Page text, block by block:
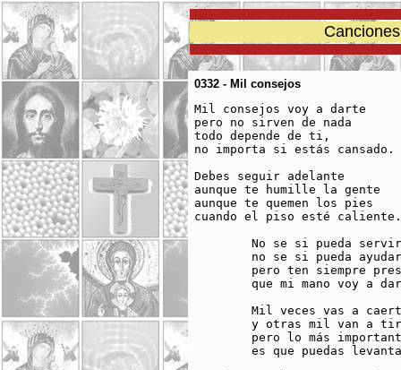
0332 - Mil consejos
Mil consejos voy a darte
pero no sirven de nada
todo depende de ti,
no importa si estás cansado.
Debes seguir adelante
aunque te humille la gente
aunque te quemen los pies
cuando el piso esté caliente.